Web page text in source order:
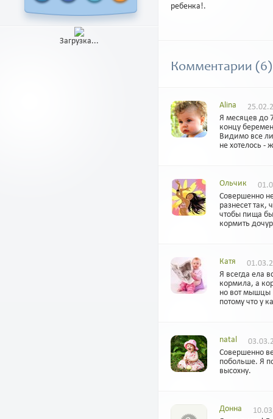
Загрузка...
ребенка!.
Комментарии (6)
Alina
Я месяцев до
концу
Видимо все
не хотелось -
Ольчик
Совершенно
разнесет так,
чтобы пища
кормить
Катя
Я всегда ела
кормила, а
но вот мышцы
потому что у
natal
Совершенно
побольше. Я
высохну.
Донна